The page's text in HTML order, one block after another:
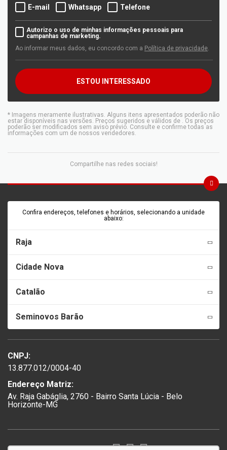
E-mail
Whatsapp Telefone
Autorizo o uso de minhas informações pessoais para
campanhas de marketing.
Ao informar meus dados, eu concordo com a Política de privacidade.
ESTOU INTERESSADO
* Imagens meramente ilustrativas. Alguns itens apresentados poderão não
estar disponíveis nas versões. Preços sugeridos e válidos de . Os preços
poderão ser modificados sem aviso prévio. Consulte e confirme todas as
informações com um de nossos vendedores.
Compartilhe nas redes sociais!
Confira endereços, telefones e horários, selecionando a unidade
abaixo:
Raja
Cidade Nova
Catalão
Seminovos Barão
CNPJ:
13.877.012/0004-40
Endereço Matriz:
Av. Raja Gabáglia, 2760 - Bairro Santa Lúcia - Belo
Horizonte-MG